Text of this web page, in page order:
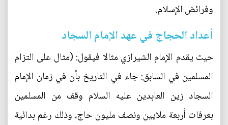
وفرائض الإسلام.
أعداد الحجاج في عهد الإمام السجاد
حيث يقدم الإمام الشيرازي مثالا فيقول: (مثال على التزام
المسلمين في السابق: جاء في التاريخ بأن في زمان الإمام
السجاد زين العابدين عليه السلام وقف من المسلمين
بعرفات أربعة ملايين ونصف مليون حاج، وذلك رغم بدائية